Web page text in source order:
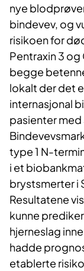
nye
bindevev, og
risikoen for
Pentraxin 3 og
begge
lokalt der det
internasjonal
pasienter
type 1 N-
i et
brystsmerter i
Resultatene
kunne
hjerneslag
hadde
etablerte